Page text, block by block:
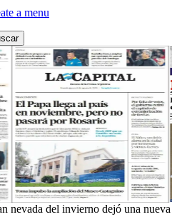
a menu
nevada del invierno dejó una